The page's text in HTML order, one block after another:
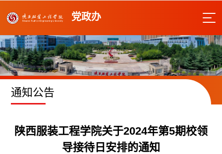
党政办
通知公告
陕西服装工程学院关于2024年第5期校领
导接待日安排的通知